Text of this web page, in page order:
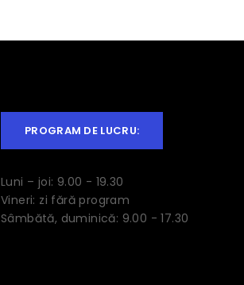
PROGRAM DE LUCRU:
Luni – joi: 9.00 - 19.30
Vineri: zi fără program
Sâmbătă, duminică: 9.00 - 17.30